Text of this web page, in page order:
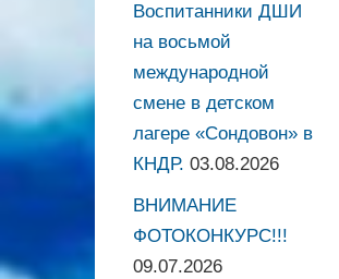
Воспитанники ДШИ
на восьмой
международной
смене в детском
лагере «Сондовон» в
КНДР. 03.08.2026
ВНИМАНИЕ
ФОТОКОНКУРС!!!
09.07.2026